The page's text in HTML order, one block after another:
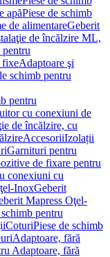
apăPiese de schimb
de alimentareGeberit
de încălzire ML,
pentru
fixeAdaptoare şi
schimb pentru
pentru
cu conexiuni de
de încălzire, cu
AccesoriiIzolații
Garnituri pentru
de fixare pentru
conexiuni cu
InoxGeberit
Mapress Oţel-
pentru
CoturiPiese de schimb
Adaptoare, fără
Adaptoare, fără